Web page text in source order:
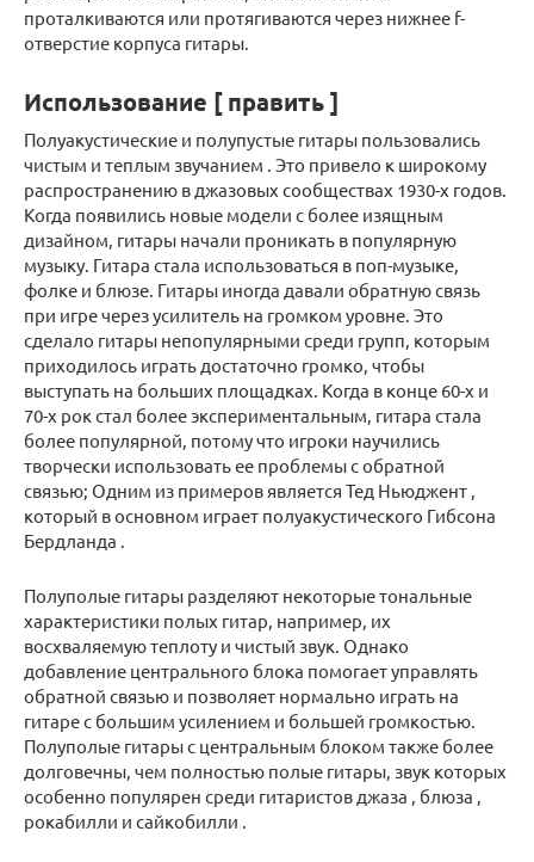
проталкиваются или протягиваются через нижнее f-
отверстие корпуса гитары.
Использование [ править ]
Полуакустические и полупустые гитары пользовались
чистым и теплым звучанием . Это привело к широкому
распространению в джазовых сообществах 1930-х годов.
Когда появились новые модели с более изящным
дизайном, гитары начали проникать в популярную
музыку. Гитара стала использоваться в поп-музыке,
фолке и блюзе. Гитары иногда давали обратную связь
при игре через усилитель на громком уровне. Это
сделало гитары непопулярными среди групп, которым
приходилось играть достаточно громко, чтобы
выступать на больших площадках. Когда в конце 60-х и
70-х рок стал более экспериментальным, гитара стала
более популярной, потому что игроки научились
творчески использовать ее проблемы с обратной
связью; Одним из примеров является Тед Ньюджент
который в основном играет полуакустического Гибсона
Бердланда
Полуполые гитары разделяют некоторые тональные
характеристики полых гитар, например, их
восхваляемую теплоту и чистый звук. Однако
добавление центрального блока помогает управлять
обратной связью и позволяет нормально играть на
гитаре с большим усилением и большей громкостью.
Полуполые гитары с центральным блоком также более
долговечны, чем полностью полые гитары, звук которых
особенно популярен среди гитаристов джаза блюза
рокабилли и сайкобилли